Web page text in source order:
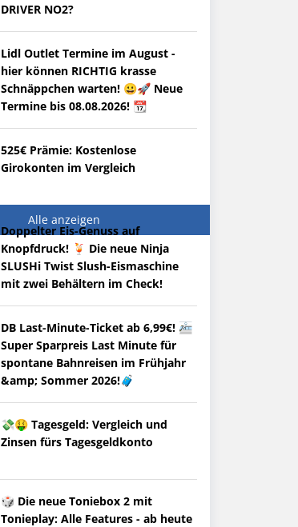
DRIVER NO2?
Lidl Outlet Termine im August -
hier können RICHTIG krasse
Schnäppchen warten! 😀🚀 Neue
Termine bis 08.08.2026! 📆
525€ Prämie: Kostenlose
Girokonten im Vergleich
Alle anzeigen
Doppelter Eis-Genuss auf
Knopfdruck! 🍹 Die neue Ninja
SLUSHi Twist Slush-Eismaschine
mit zwei Behältern im Check!
DB Last-Minute-Ticket ab 6,99€! 🚈
Super Sparpreis Last Minute für
spontane Bahnreisen im Frühjahr
&amp; Sommer 2026!🧳
💸🤑 Tagesgeld: Vergleich und
Zinsen fürs Tagesgeldkonto
🎲 Die neue Toniebox 2 mit
Tonieplay: Alle Features - ab heute